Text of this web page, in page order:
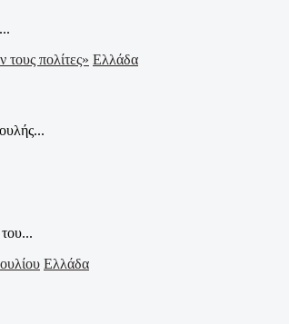
Ελλάδα
Ελλάδα